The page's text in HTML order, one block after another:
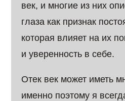
век, и многие из них
глаза как признак
которая влияет на их
и уверенность в себе.
Отек век может иметь
именно поэтому я